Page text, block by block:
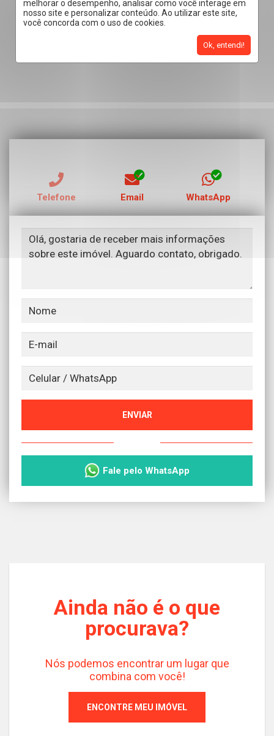
melhorar o desempenho, analisar como você interage em
nosso site e personalizar conteúdo. Ao utilizar este site,
você concorda com o uso de cookies.
Ok, entendi!
Telefone Email WhatsApp
ENVIAR
Fale pelo WhatsApp
Ainda não é o que
procurava?
Nós podemos encontrar um lugar que
combina com você!
ENCONTRE MEU IMÓVEL